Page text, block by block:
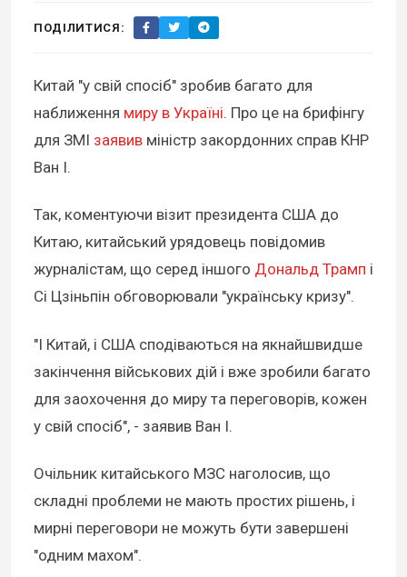
ПОДІЛИТИСЯ:
Китай "у свій спосіб" зробив багато для
наближення миру в Україні. Про це на брифінгу
для ЗМІ заявив міністр закордонних справ КНР
Ван І.
Так, коментуючи візит президента США до
Китаю, китайський урядовець повідомив
журналістам, що серед іншого Дональд Трамп і
Сі Цзіньпін обговорювали "українську кризу".
"І Китай, і США сподіваються на якнайшвидше
закінчення військових дій і вже зробили багато
для заохочення до миру та переговорів, кожен
у свій спосіб", - заявив Ван І.
Очільник китайського МЗС наголосив, що
складні проблеми не мають простих рішень, і
мирні переговори не можуть бути завершені
"одним махом".